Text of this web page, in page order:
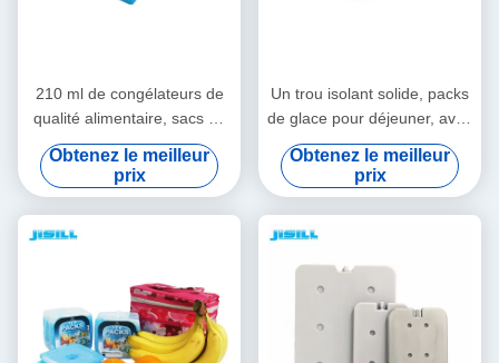
210 ml de congélateurs de
qualité alimentaire, sacs de
glace pour boîtes à lunch et
réfrigérateurs, écologiques
Obtenez le meilleur
prix
Un trou isolant solide, packs
de glace pour déjeuner, avec
mini PCM gel, éléments de
refroidissement pour les
aliments congelés
Obtenez le meilleur
prix